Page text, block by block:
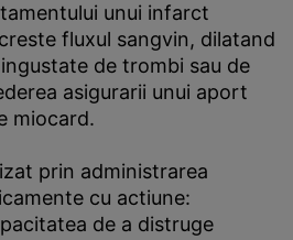
unui infarct
fluxul sangvin, dilatand
de trombi sau de
asigurarii unui aport
miocard.
prin administrarea
cu actiune:
de a distruge